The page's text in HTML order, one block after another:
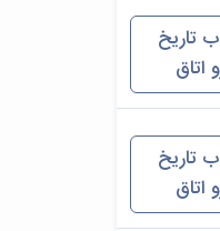
تاریخ
اتاق
تاریخ
اتاق